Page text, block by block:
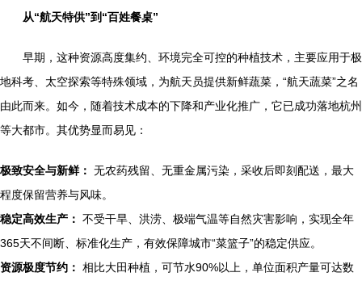
从“航天特供”到“百姓餐桌”
早期，这种资源高度集约、环境完全可控的种植技术，主要应用于极
地科考、太空探索等特殊领域，为航天员提供新鲜蔬菜，“航天蔬菜”之名
由此而来。如今，随着技术成本的下降和产业化推广，它已成功落地杭州
等大都市。其优势显而易见：
极致安全与新鲜： 无农药残留、无重金属污染，采收后即刻配送，最大
程度保留营养与风味。
稳定高效生产： 不受干旱、洪涝、极端气温等自然灾害影响，实现全年
365天不间断、标准化生产，有效保障城市“菜篮子”的稳定供应。
资源极度节约： 相比大田种植，可节水90%以上，单位面积产量可达数